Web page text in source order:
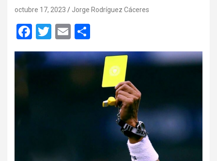
octubre 17, 2023 Jorge Rodríguez Cáceres
F
a
ce
T
wi
tt
E
m
ail
o
m
ar
tir